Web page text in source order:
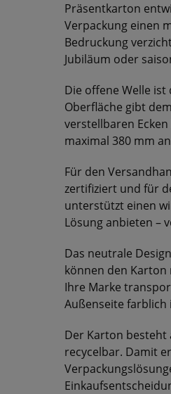
Präsentkarton
Verpackung einen
Bedruckung
Jubiläum oder
Die offene Welle
Oberfläche gibt
verstellbaren
maximal 380 mm
Für den
zertifiziert und für
unterstützt einen
Lösung anbieten –
Das neutrale
können den
Ihre Marke
Außenseite farblich
Der Karton besteht
recycelbar. Damit